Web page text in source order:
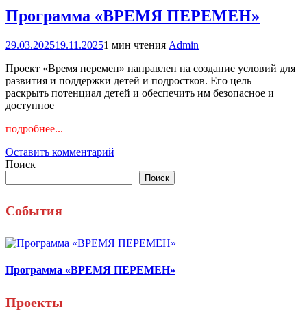
большая
история.
Программа «ВРЕМЯ ПЕРЕМЕН»
29.03.202519.11.20251 мин чтения Admin
Проект «Время перемен» направлен на создание условий для
развития и поддержки детей и подростков. Его цель —
раскрыть потенциал детей и обеспечить им безопасное и
доступное
подробнее...
Оставить комментарий
«ВРЕМЯ
ПЕРЕМЕН»
Поиск
Поиск
События
Программа «ВРЕМЯ ПЕРЕМЕН»
Проекты